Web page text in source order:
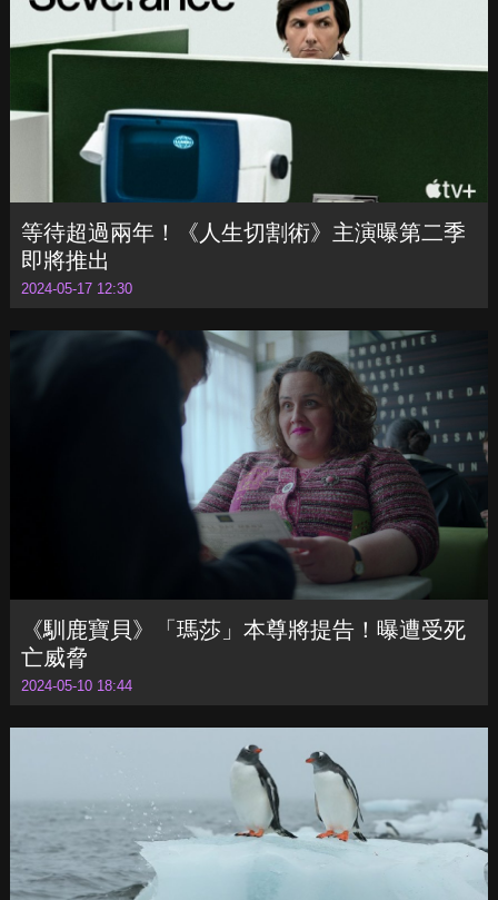
麥卡錫加盟
2024-05-17 12:36
等待超過兩年！《人生切割術》主演曝第二季
《馴鹿寶貝》「瑪莎」本尊將提告！曝遭受死
2024-05-10 18:44